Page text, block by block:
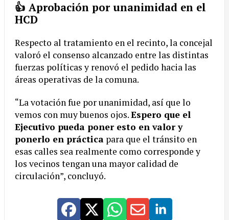
👍 Aprobación por unanimidad en el
HCD
Respecto al tratamiento en el recinto, la concejal
valoró el consenso alcanzado entre las distintas
fuerzas políticas y renovó el pedido hacia las
áreas operativas de la comuna.
“La votación fue por unanimidad, así que lo
vemos con muy buenos ojos.Espero que el
Ejecutivo pueda poner esto en valor y
ponerlo en práctica para que el tránsito en
esas calles sea realmente como corresponde y
los vecinos tengan una mayor calidad de
circulación”, concluyó.